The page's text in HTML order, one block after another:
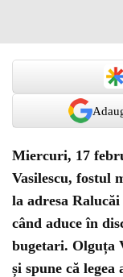
Miercuri, 17
Vasilescu, fostul
la adresa
când aduce în
bugetari. Olguța
și spune că